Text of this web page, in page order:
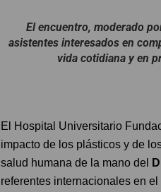
El encuentro, moderado
asistentes interesados en
vida cotidiana y en
El Hospital Universitario
impacto de los plásticos y de
salud humana de la mano del
referentes internacionales en